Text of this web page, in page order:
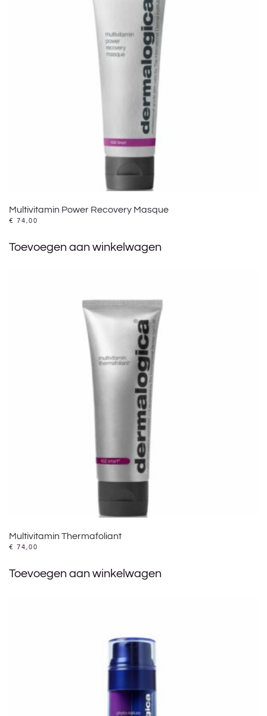
Multivitamin Power Recovery Masque
€ 74,00
Toevoegen aan winkelwagen
Multivitamin Thermafoliant
€ 74,00
Toevoegen aan winkelwagen